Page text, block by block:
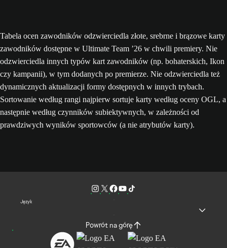
Tabela ocen zawodników odzwierciedla złote, srebrne i brązowe karty
zawodników dostępne w Ultimate Team ’26 w chwili premiery. Nie
odzwierciedla innych typów kart zawodników (np. bohaterskich, Ikon
czy kampanii), w tym dodanych po premierze. Nie odzwierciedla też
dynamicznych aktualizacji formy dostępnych w innych trybach.
Sortowanie według rangi najpierw sortuje karty według oceny OGL, a
następnie według czynników subiektywnych, w zależności od
prawdziwych wyników sportowców (a nie atrybutów karty).
Język
Powrót na górę